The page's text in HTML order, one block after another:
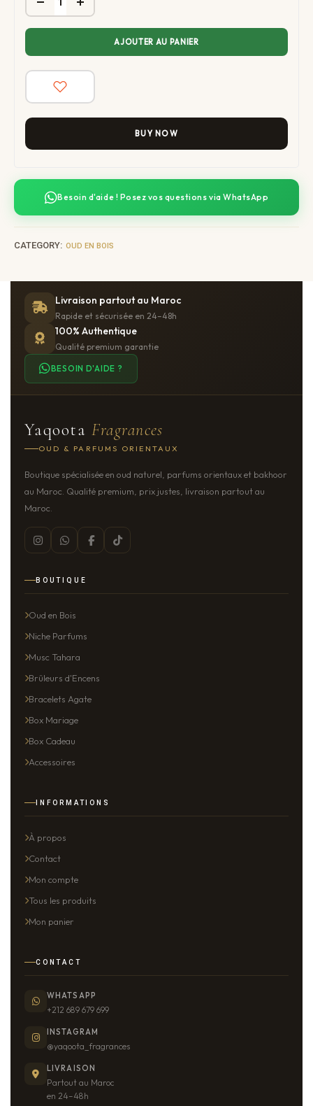
AJOUTER AU PANIER
BUY NOW
Besoin d'aide ! Posez vos questions via WhatsApp
CATEGORY: OUD EN BOIS
Livraison partout au Maroc
Rapide et sécurisée en 24–48h
100% Authentique
Qualité premium garantie
BESOIN D'AIDE ?
Yaqoota Fragrances
OUD & PARFUMS ORIENTAUX
Boutique spécialisée en oud naturel, parfums orientaux et bakhoor
au Maroc. Qualité premium, prix justes, livraison partout au
Maroc.
BOUTIQUE
Oud en Bois
Niche Parfums
Musc Tahara
Brûleurs d'Encens
Bracelets Agate
Box Mariage
Box Cadeau
Accessoires
INFORMATIONS
À propos
Contact
Mon compte
Tous les produits
Mon panier
CONTACT
WHATSAPP
+212 689 679 699
INSTAGRAM
@yaqoota_fragrances
LIVRAISON
Partout au Maroc
en 24–48h